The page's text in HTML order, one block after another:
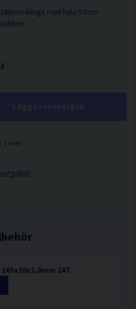
klinga med hela 57mm
24T